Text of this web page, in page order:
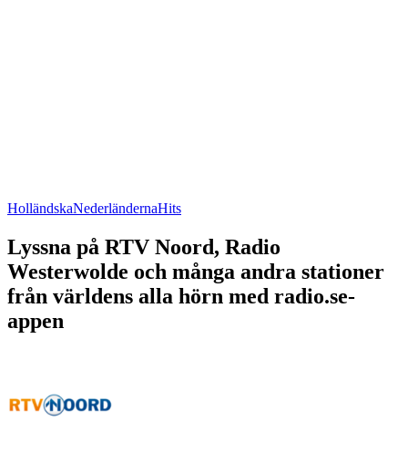
HolländskaNederländernaHits
Lyssna på RTV Noord, Radio
Westerwolde och många andra stationer
från världens alla hörn med radio.se-
appen